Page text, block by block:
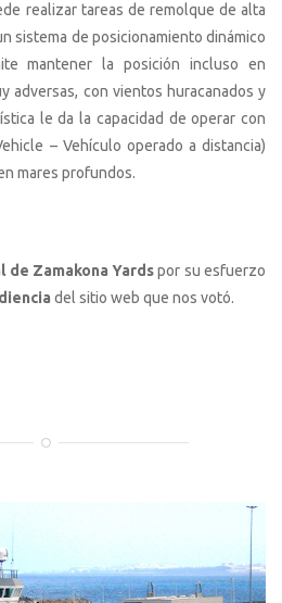
realizar tareas de remolque de alta
sistema de posicionamiento dinámico
mantener la posición incluso en
adversas, con vientos huracanados y
le da la capacidad de operar con
– Vehículo operado a distancia)
mares profundos.
de Zamakona Yardspor su esfuerzo
del sitio web que nos votó.